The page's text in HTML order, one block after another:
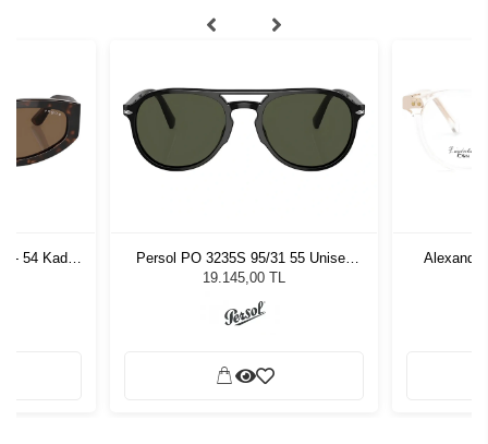
- 54 Kadın
Persol PO 3235S 95/31 55 Unisex
Güneş Gözlüğü
19.145,00 TL